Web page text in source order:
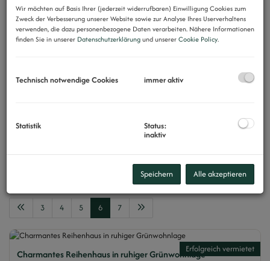
-
Zimmer
Wohnfläche (von/bis)
Filter zurücksetzen
Suchen
3 4 5 6 7
Erfolgreich vermietet
Charmantes Reihenhaus in ruhiger Grünwohnlage
Wir möchten auf Basis Ihrer (jederzeit widerrufbaren) Einwilligung Cookies zum
Zweck der Verbesserung unserer Website sowie zur Analyse Ihres Userverhaltens
verwenden, die dazu personenbezogene Daten verarbeiten. Nähere Informationen
finden Sie in unserer Datenschutzerklärungund unsererCookie Policy.
Technisch notwendige Cookies immer aktiv
Statistik Status:
inaktiv
Speichern Alle akzeptieren